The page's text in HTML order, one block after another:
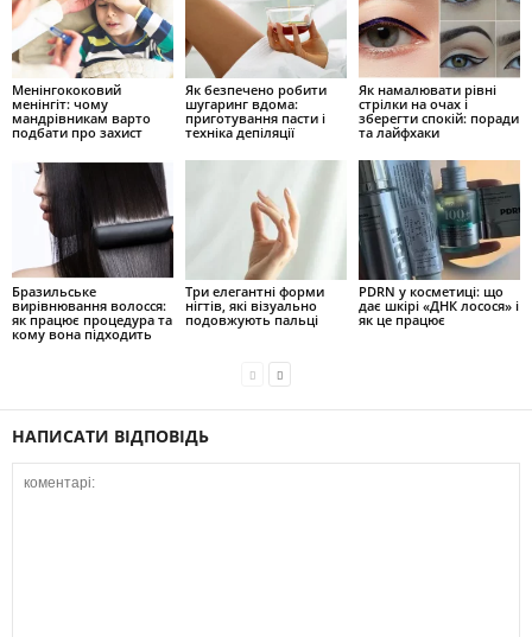
Менінгококовий
менінгіт: чому
мандрівникам варто
подбати про захист
Як безпечено робити
шугаринг вдома:
приготування пасти і
техніка депіляції
Як намалювати рівні
стрілки на очах і
зберегти спокій: поради
та лайфхаки
Бразильське
вирівнювання волосся:
як працює процедура та
кому вона підходить
Три елегантні форми
нігтів, які візуально
подовжують пальці
PDRN у косметиці: що
дає шкірі «ДНК лосося» і
як це працює
НАПИСАТИ ВІДПОВІДЬ